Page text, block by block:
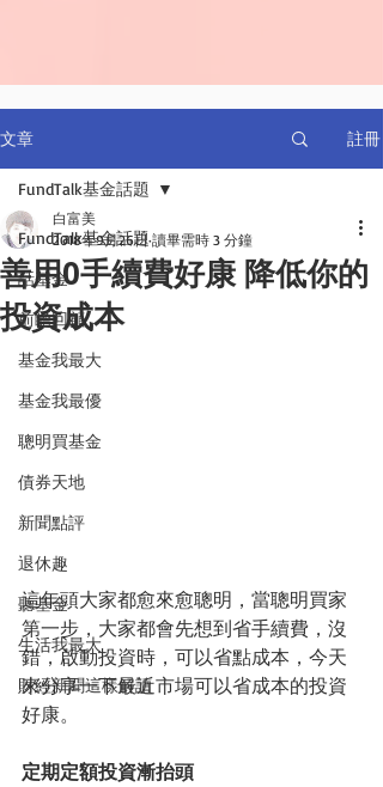
文章 註冊
FundTalk基金話題
話基金
前瞻回顧
基金我最大
基金我最優
聰明買基金
債券天地
新聞點評
退休趣
聽基金
生活我最大
財經新聞這樣解讀
FundTalk基金話題
善用0手續費好康 降低你的
投資成本
白富美
2018年9月26日 讀畢需時 3 分鐘
這年頭大家都愈來愈聰明，當聰明買家
第一步，大家都會先想到省手續費，沒
錯，啟動投資時，可以省點成本，今天
來分享一下最近市場可以省成本的投資
好康。
定期定額投資漸抬頭